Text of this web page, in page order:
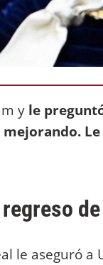
y le
mejorando.
le aseguró a